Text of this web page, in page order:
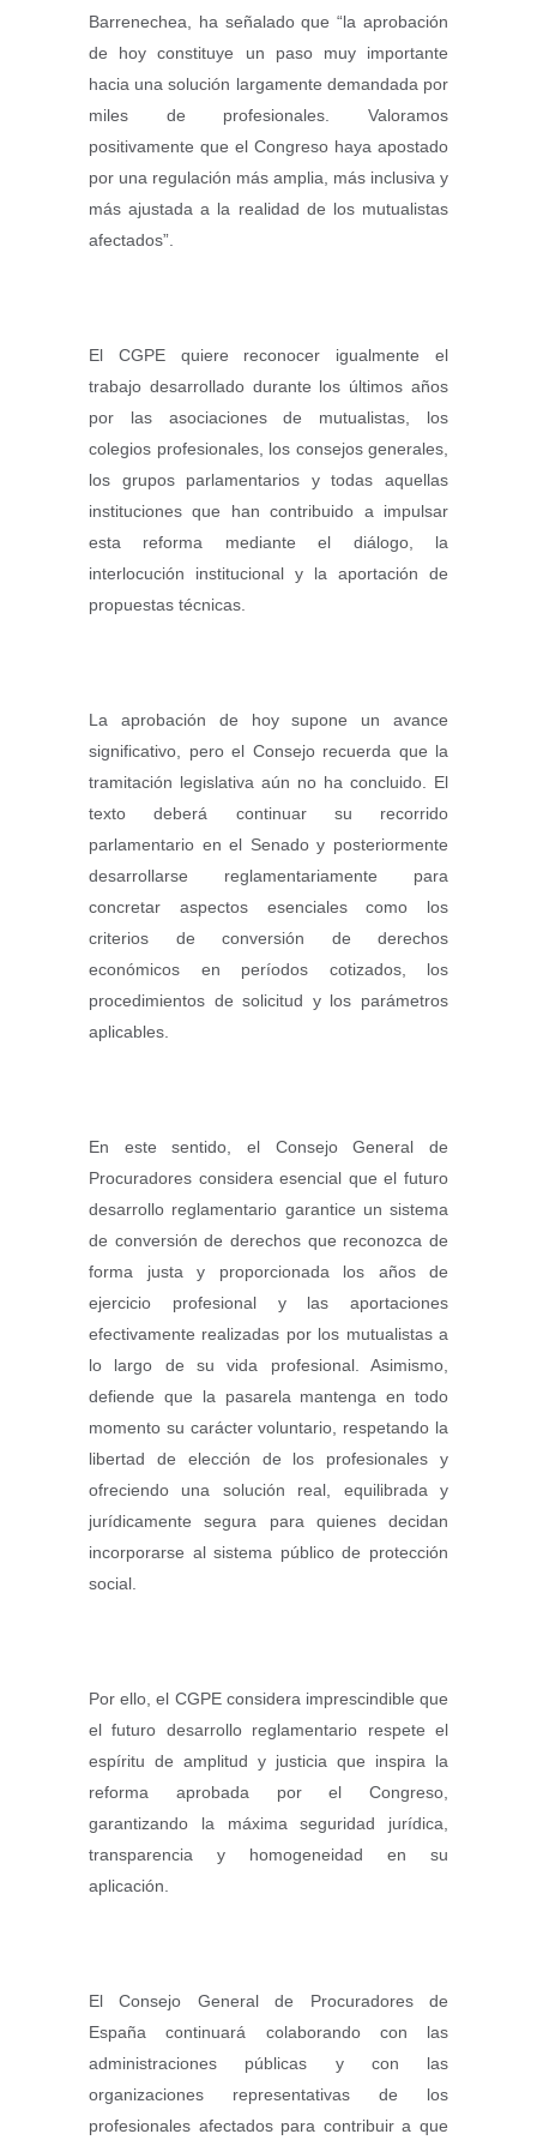
Barrenechea, ha señalado que “la aprobación
de hoy constituye un paso muy importante
hacia una solución largamente demandada por
miles de profesionales. Valoramos
positivamente que el Congreso haya apostado
por una regulación más amplia, más inclusiva y
más ajustada a la realidad de los mutualistas
afectados”.
El CGPE quiere reconocer igualmente el
trabajo desarrollado durante los últimos años
por las asociaciones de mutualistas, los
colegios profesionales, los consejos generales,
los grupos parlamentarios y todas aquellas
instituciones que han contribuido a impulsar
esta reforma mediante el diálogo, la
interlocución institucional y la aportación de
propuestas técnicas.
La aprobación de hoy supone un avance
significativo, pero el Consejo recuerda que la
tramitación legislativa aún no ha concluido. El
texto deberá continuar su recorrido
parlamentario en el Senado y posteriormente
desarrollarse reglamentariamente para
concretar aspectos esenciales como los
criterios de conversión de derechos
económicos en períodos cotizados, los
procedimientos de solicitud y los parámetros
aplicables.
En este sentido, el Consejo General de
Procuradores considera esencial que el futuro
desarrollo reglamentario garantice un sistema
de conversión de derechos que reconozca de
forma justa y proporcionada los años de
ejercicio profesional y las aportaciones
efectivamente realizadas por los mutualistas a
lo largo de su vida profesional. Asimismo,
defiende que la pasarela mantenga en todo
momento su carácter voluntario, respetando la
libertad de elección de los profesionales y
ofreciendo una solución real, equilibrada y
jurídicamente segura para quienes decidan
incorporarse al sistema público de protección
social.
Por ello, el CGPE considera imprescindible que
el futuro desarrollo reglamentario respete el
espíritu de amplitud y justicia que inspira la
reforma aprobada por el Congreso,
garantizando la máxima seguridad jurídica,
transparencia y homogeneidad en su
aplicación.
El Consejo General de Procuradores de
España continuará colaborando con las
administraciones públicas y con las
organizaciones representativas de los
profesionales afectados para contribuir a que